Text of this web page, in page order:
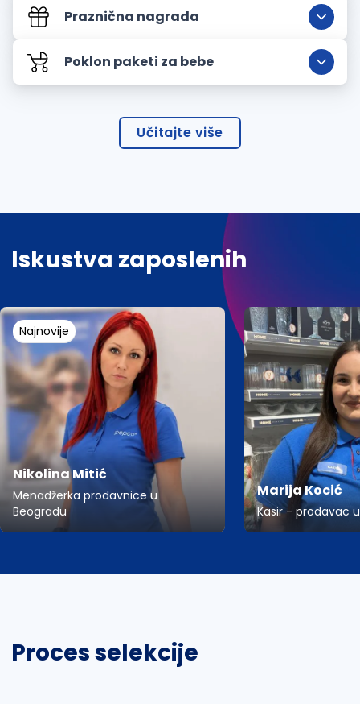
Praznična nagrada
Poklon paketi za bebe
Učitajte više
Iskustva zaposlenih
Najnovije
Nikolina Mitić
Menadžerka prodavnice u
Beogradu
Marija Kocić
Kasir - prodavac
Proces selekcije